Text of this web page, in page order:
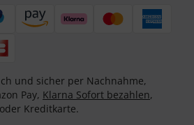
und sicher per Nachnahme,
Pay, Klarna Sofort bezahlen,
oder Kreditkarte.